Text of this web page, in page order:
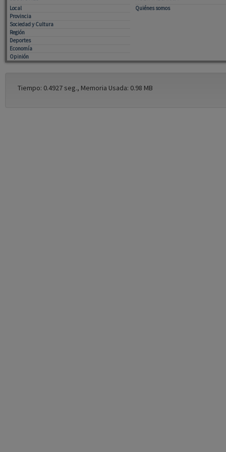
Local
Provincia
Sociedad y Cultura
Región
Deportes
Economía
Opinión
Quiénes somos
Tiempo: 0.4927 seg., Memoria Usada: 0.98 MB